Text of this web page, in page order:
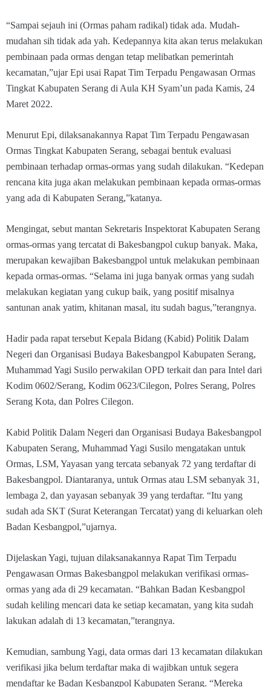
“Sampai sejauh ini (Ormas paham radikal) tidak ada. Mudah-
mudahan sih tidak ada yah. Kedepannya kita akan terus melakukan
pembinaan pada ormas dengan tetap melibatkan pemerintah
kecamatan,”ujar Epi usai Rapat Tim Terpadu Pengawasan Ormas
Tingkat Kabupaten Serang di Aula KH Syam’un pada Kamis, 24
Maret 2022.
Menurut Epi, dilaksanakannya Rapat Tim Terpadu Pengawasan
Ormas Tingkat Kabupaten Serang, sebagai bentuk evaluasi
pembinaan terhadap ormas-ormas yang sudah dilakukan. “Kedepan
rencana kita juga akan melakukan pembinaan kepada ormas-ormas
yang ada di Kabupaten Serang,”katanya.
Mengingat, sebut mantan Sekretaris Inspektorat Kabupaten Serang
ormas-ormas yang tercatat di Bakesbangpol cukup banyak. Maka,
merupakan kewajiban Bakesbangpol untuk melakukan pembinaan
kepada ormas-ormas. “Selama ini juga banyak ormas yang sudah
melakukan kegiatan yang cukup baik, yang positif misalnya
santunan anak yatim, khitanan masal, itu sudah bagus,”terangnya.
Hadir pada rapat tersebut Kepala Bidang (Kabid) Politik Dalam
Negeri dan Organisasi Budaya Bakesbangpol Kabupaten Serang,
Muhammad Yagi Susilo perwakilan OPD terkait dan para Intel dari
Kodim 0602/Serang, Kodim 0623/Cilegon, Polres Serang, Polres
Serang Kota, dan Polres Cilegon.
Kabid Politik Dalam Negeri dan Organisasi Budaya Bakesbangpol
Kabupaten Serang, Muhammad Yagi Susilo mengatakan untuk
Ormas, LSM, Yayasan yang tercata sebanyak 72 yang terdaftar di
Bakesbangpol. Diantaranya, untuk Ormas atau LSM sebanyak 31,
lembaga 2, dan yayasan sebanyak 39 yang terdaftar. “Itu yang
sudah ada SKT (Surat Keterangan Tercatat) yang di keluarkan oleh
Badan Kesbangpol,”ujarnya.
Dijelaskan Yagi, tujuan dilaksanakannya Rapat Tim Terpadu
Pengawasan Ormas Bakesbangpol melakukan verifikasi ormas-
ormas yang ada di 29 kecamatan. “Bahkan Badan Kesbangpol
sudah keliling mencari data ke setiap kecamatan, yang kita sudah
lakukan adalah di 13 kecamatan,”terangnya.
Kemudian, sambung Yagi, data ormas dari 13 kecamatan dilakukan
verifikasi jika belum terdaftar maka di wajibkan untuk segera
mendaftar ke Badan Kesbangpol Kabupaten Serang. “Mereka